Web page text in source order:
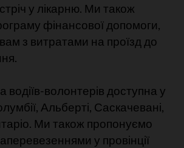
у лікарню. Ми також
фінансової допомоги,
з витратами на проїзд до
волонтерів доступна у
Альберті, Саскачевані,
Ми також пропонуємо
у провінції